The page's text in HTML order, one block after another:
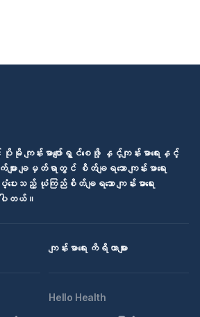
ကျန်းမာပျော်ရွှင်စေဖို့ နှင့်ကျန်းမာရေးနှင့်
း ချမှတ်ရာတွင် စိတ်ချရသော ကျန်းမာရေး
ေးသည့် ယုံကြည်စိတ်ချရသော ကျန်းမာရေး
ပါတယ်။
ကျန်းမာရေး ကိရိယာများ
Hello Health